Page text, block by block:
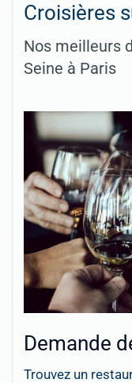
Croisières
Nos meilleurs
Seine à Paris
Demande
Trouvez un